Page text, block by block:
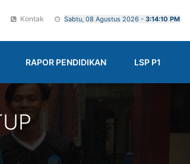
Kontak Sabtu, 08 Agustus 2026 -3:14:11 PM
RAPOR PENDIDIKAN LSP P1